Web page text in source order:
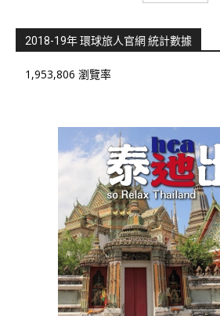
2018-19年 環球旅人官網 統計數據
1,953,806 瀏覽率